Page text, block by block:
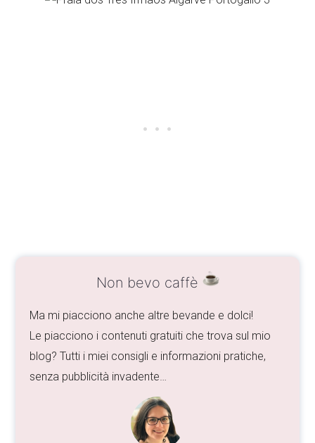
Non bevo caffè
Ma mi piacciono anche altre bevande e dolci!
Le piacciono i contenuti gratuiti che trova sul mio
blog? Tutti i miei consigli e informazioni pratiche,
senza pubblicità invadente…